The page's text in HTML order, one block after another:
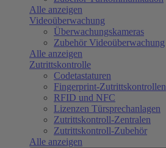
Alle anzeigen
Videoüberwachung
Überwachungskameras
Zubehör Videoüberwachung
Alle anzeigen
Zutrittskontrolle
Codetastaturen
Fingerprint-Zutrittskontrollen
RFID und NFC
Lizenzen Türsprechanlagen
Zutrittskontroll-Zentralen
Zutrittskontroll-Zubehör
Alle anzeigen